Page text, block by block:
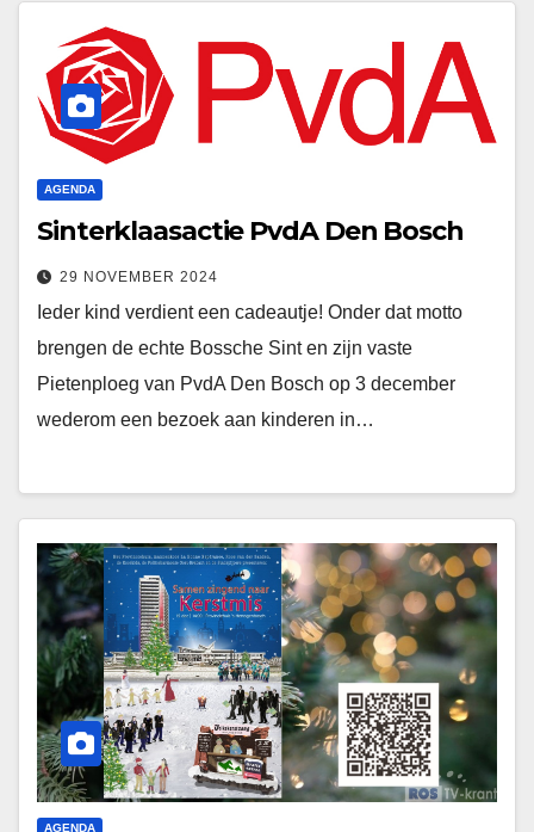
AGENDA
Sinterklaasactie PvdA Den Bosch
29 NOVEMBER 2024
Ieder kind verdient een cadeautje! Onder dat motto
brengen de echte Bossche Sint en zijn vaste
Pietenploeg van PvdA Den Bosch op 3 december
wederom een bezoek aan kinderen in…
AGENDA